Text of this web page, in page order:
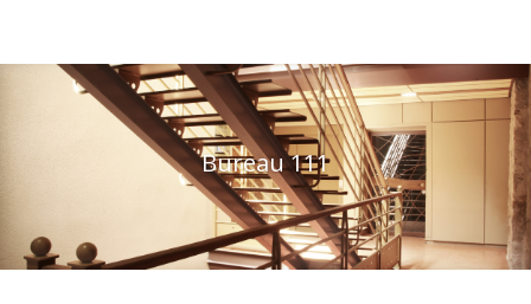
Bureau 111